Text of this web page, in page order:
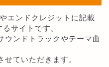
エンドクレジットに記載
サイトです。
ウンドトラックやテーマ曲
ていただきます。